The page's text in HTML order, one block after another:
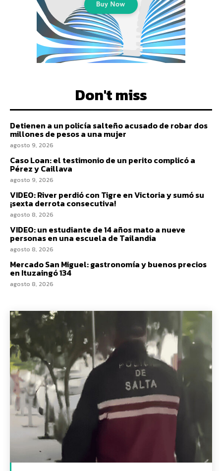
Don't miss
Detienen a un policía salteño acusado de robar dos
millones de pesos a una mujer
agosto 9, 2026
Caso Loan: el testimonio de un perito complicó a
Pérez y Caillava
agosto 9, 2026
VIDEO: River perdió con Tigre en Victoria y sumó su
¡sexta derrota consecutiva!
agosto 8, 2026
VIDEO: un estudiante de 14 años mato a nueve
personas en una escuela de Tailandia
agosto 8, 2026
Mercado San Miguel: gastronomía y buenos precios
en Ituzaingó 134
agosto 8, 2026